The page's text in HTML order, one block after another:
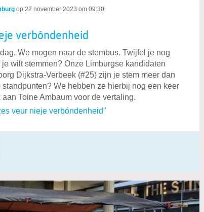
op 22 november 2023 om 09:30
verbóndenheid
We mogen naar de stembus. Twijfel je nog
wilt stemmen? Onze Limburgse kandidaten
Dijkstra-Verbeek (#25) zijn je stem meer dan
We hebben ze hierbij nog een keer
Toine Ambaum voor de vertaling.
veur nieje verbóndenheid"